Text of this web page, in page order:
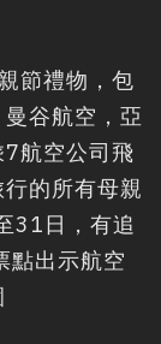
節禮物，包
谷航空，亞
航空公司飛
的所有母親
31日，有追
點出示航空